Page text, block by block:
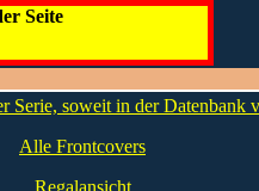
Seite
Serie, soweit in der Datenbank
Alle Frontcovers
Regalansicht